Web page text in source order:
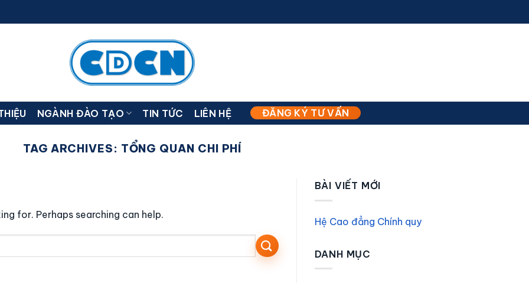
NGÀNH ĐÀO TẠO TIN TỨC LIÊN HỆ ĐĂNG KÝ TƯ VẤN
TAG ARCHIVES: TỔNG QUAN CHI PHÍ
for. Perhaps searching can help.
BÀI VIẾT MỚI
Hệ Cao đẳng Chính quy
DANH MỤC